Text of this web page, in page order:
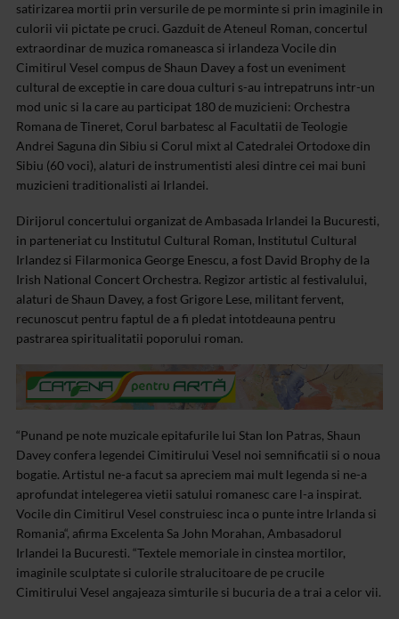
satirizarea mortii prin versurile de pe morminte si prin imaginile in
culorii vii pictate pe cruci. Gazduit de Ateneul Roman, concertul
extraordinar de muzica romaneasca si irlandeza Vocile din
Cimitirul Vesel compus de Shaun Davey a fost un eveniment
cultural de exceptie in care doua culturi s-au intrepatruns intr-un
mod unic si la care au participat 180 de muzicieni: Orchestra
Romana de Tineret, Corul barbatesc al Facultatii de Teologie
Andrei Saguna din Sibiu si Corul mixt al Catedralei Ortodoxe din
Sibiu (60 voci), alaturi de instrumentisti alesi dintre cei mai buni
muzicieni traditionalisti ai Irlandei.
Dirijorul concertului organizat de Ambasada Irlandei la Bucuresti,
in parteneriat cu Institutul Cultural Roman, Institutul Cultural
Irlandez si Filarmonica George Enescu, a fost David Brophy de la
Irish National Concert Orchestra. Regizor artistic al festivalului,
alaturi de Shaun Davey, a fost Grigore Lese, militant fervent,
recunoscut pentru faptul de a fi pledat intotdeauna pentru
pastrarea spiritualitatii poporului roman.
“Punand pe note muzicale epitafurile lui Stan Ion Patras, Shaun
Davey confera legendei Cimitirului Vesel noi semnificatii si o noua
bogatie. Artistul ne-a facut sa apreciem mai mult legenda si ne-a
aprofundat intelegerea vietii satului romanesc care l-a inspirat.
Vocile din Cimitirul Vesel construiesc inca o punte intre Irlanda si
Romania“, afirma Excelenta Sa John Morahan, Ambasadorul
Irlandei la Bucuresti. “Textele memoriale in cinstea mortilor,
imaginile sculptate si culorile stralucitoare de pe crucile
Cimitirului Vesel angajeaza simturile si bucuria de a trai a celor vii.